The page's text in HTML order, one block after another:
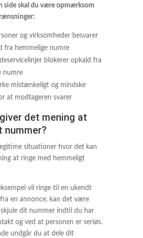
side skal du være opmærksom
og virksomheder besvarer
fra hemmelige numre
blokerer opkald fra
numre
mistænkeligt og mindske
at modtageren svarer
det mening at
nummer?
situationer hvor det kan
at ringe med hemmeligt
vil ringe til en ukendt
en annonce, kan det være
dit nummer indtil du har
og ved at personen er seriøs.
undgår du at dele dit